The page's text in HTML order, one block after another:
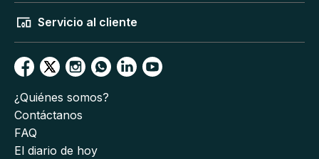
Servicio al cliente
¿Quiénes somos?
Contáctanos
FAQ
El diario de hoy